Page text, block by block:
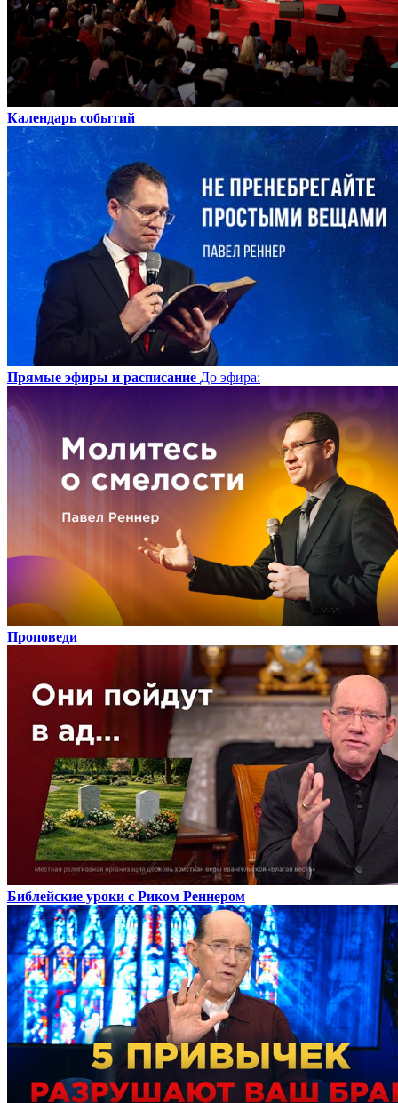
Календарь событий
Прямые эфиры и расписание До эфира:
Проповеди
Библейские уроки с Риком Реннером